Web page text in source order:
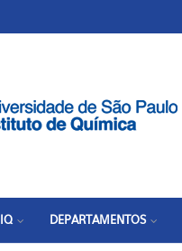
IQ DEPARTAMENTOS